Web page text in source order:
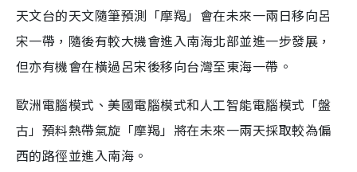
天文台的天文隨筆預測「摩羯」會在未來一兩日移向呂
宋一帶，隨後有較大機會進入南海北部並進一步發展，
但亦有機會在橫過呂宋後移向台灣至東海一帶。
歐洲電腦模式、美國電腦模式和人工智能電腦模式「盤
古」預料熱帶氣旋「摩羯」將在未來一兩天採取較為偏
西的路徑並進入南海。